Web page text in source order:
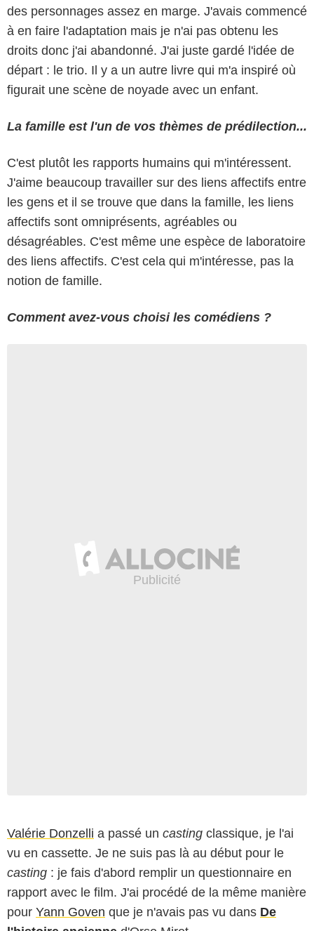
des personnages assez en marge. J'avais commencé
à en faire l'adaptation mais je n'ai pas obtenu les
droits donc j'ai abandonné. J'ai juste gardé l'idée de
départ : le trio. Il y a un autre livre qui m'a inspiré où
figurait une scène de noyade avec un enfant.
La famille est l'un de vos thèmes de prédilection...
C'est plutôt les rapports humains qui m'intéressent.
J'aime beaucoup travailler sur des liens affectifs entre
les gens et il se trouve que dans la famille, les liens
affectifs sont omniprésents, agréables ou
désagréables. C'est même une espèce de laboratoire
des liens affectifs. C'est cela qui m'intéresse, pas la
notion de famille.
Comment avez-vous choisi les comédiens ?
Valérie Donzelli a passé un casting classique, je l'ai
vu en cassette. Je ne suis pas là au début pour le
casting : je fais d'abord remplir un questionnaire en
rapport avec le film. J'ai procédé de la même manière
pour Yann Goven que je n'avais pas vu dans De